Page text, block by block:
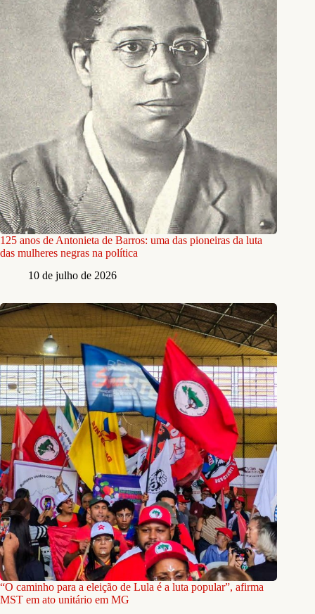
125 anos de Antonieta de Barros: uma das pioneiras da luta
das mulheres negras na política
10 de julho de 2026
“O caminho para a eleição de Lula é a luta popular”, afirma
MST em ato unitário em MG